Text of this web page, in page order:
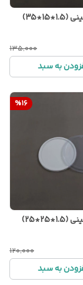
۱۳۵٬۰۰۰
به سبد
%16
۱۲۰٬۰۰۰
به سبد